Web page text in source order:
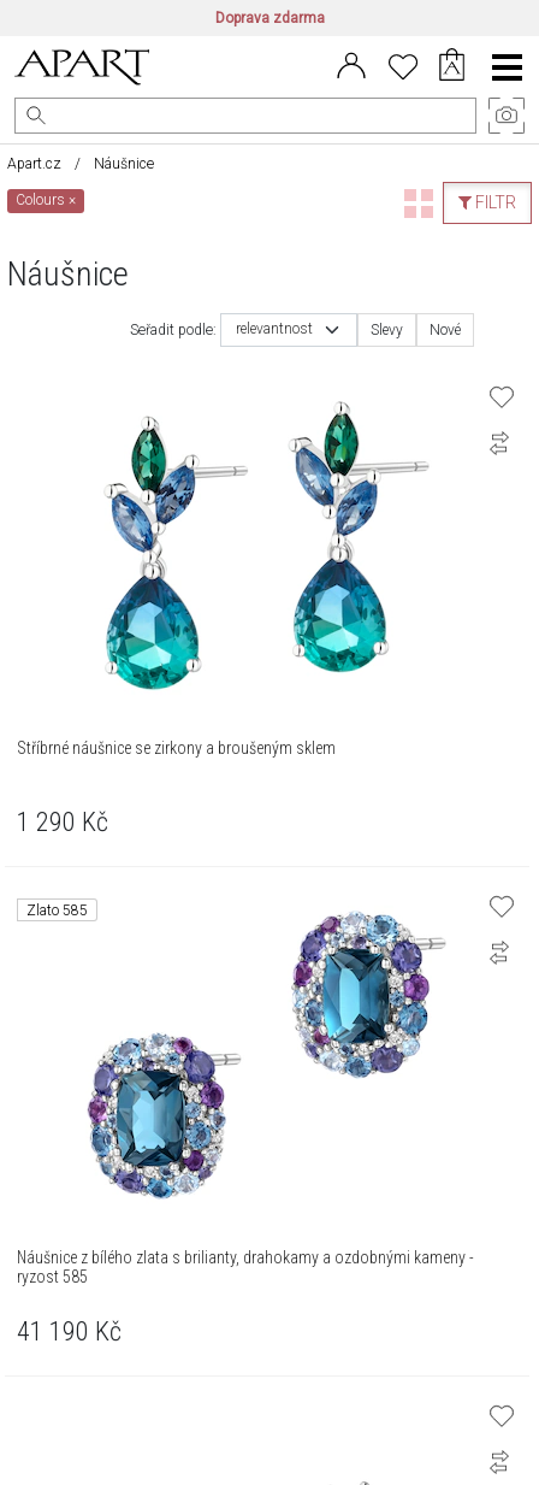
Doprava zdarma
CZ/CZK | EN/EUR PL/PLN
Main
Menu
Apart.cz Náušnice
FILTR
Colours×
Náušnice
Seřadit podle: relevantnost Slevy Nové
Stříbrné náušnice se zirkony a broušeným sklem
1 290 Kč
Zlato 585
Náušnice z bílého zlata s brilianty, drahokamy a ozdobnými kameny -
ryzost 585
41 190 Kč